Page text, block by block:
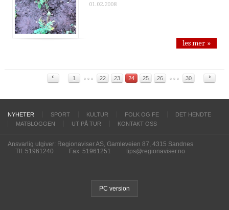
01.02.2008
les mer »
‹ 1 22 23 24 25 26 30 ›
NYHETER SPORT KULTUR FOLK OG FE
DET HENDTE
MATBLOGGEN
UT PÅ TUR KONTAKT OSS
Ansvarlig utgiver: Regionaviser AS, Gamleveien 87, 4315 Sandnes
Tlf. 51961240
Fax. 51961251 tips@regionaviser.no
PC version